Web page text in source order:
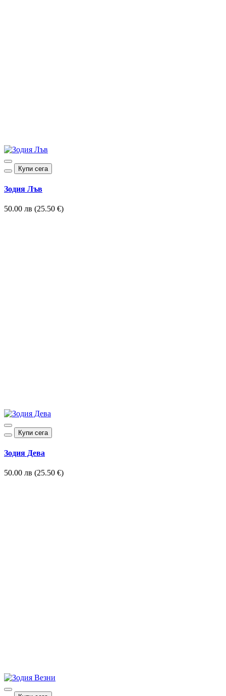
Купи сега
Зодия Лъв
50.00 лв (25.50 €)
Купи сега
Зодия Дева
50.00 лв (25.50 €)